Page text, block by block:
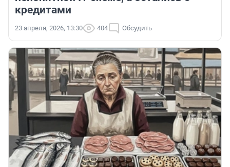
кредитами
23 апреля, 2026, 13:30 404 Обсудить